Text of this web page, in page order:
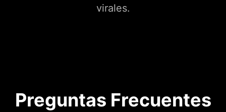
virales.
Preguntas Frecuentes